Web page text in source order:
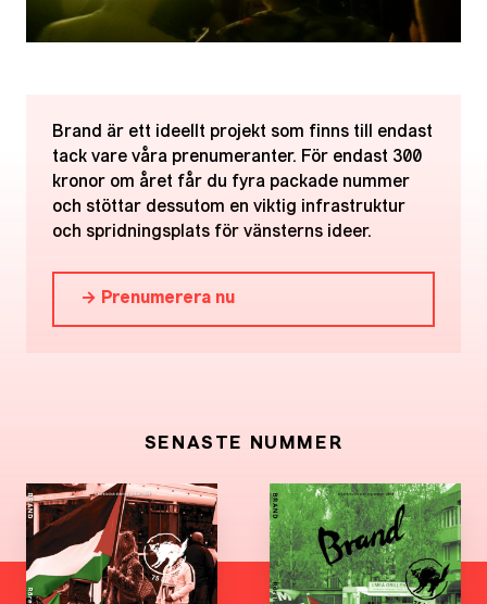
Brand är ett ideellt projekt som finns till endast
tack vare våra prenumeranter. För endast 300
kronor om året får du fyra packade nummer
och stöttar dessutom en viktig infrastruktur
och spridningsplats för vänsterns ideer.
→ Prenumerera nu
SENASTE NUMMER